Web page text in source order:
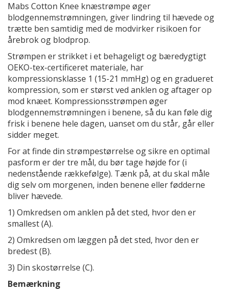
Mabs Cotton Knee knæstrømpe øger
blodgennemstrømningen, giver lindring til hævede og
trætte ben samtidig med de modvirker risikoen for
årebrok og blodprop.
Strømpen er strikket i et behageligt og bæredygtigt
OEKO-tex-certificeret materiale, har
kompressionsklasse 1 (15-21 mmHg) og en gradueret
kompression, som er størst ved anklen og aftager op
mod knæet. Kompressionsstrømpen øger
blodgennemstrømningen i benene, så du kan føle dig
frisk i benene hele dagen, uanset om du står, går eller
sidder meget.
For at finde din strømpestørrelse og sikre en optimal
pasform er der tre mål, du bør tage højde for (i
nedenstående rækkefølge). Tænk på, at du skal måle
dig selv om morgenen, inden benene eller fødderne
bliver hævede.
1) Omkredsen om anklen på det sted, hvor den er
smallest (A).
2) Omkredsen om læggen på det sted, hvor den er
bredest (B).
3) Din skostørrelse (C).
Bemærkning